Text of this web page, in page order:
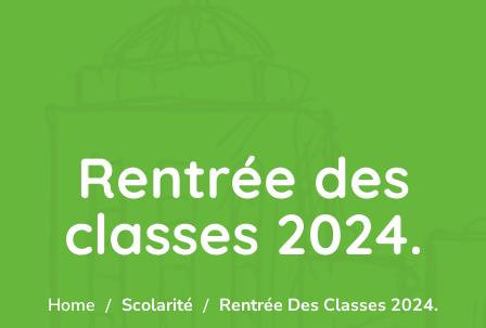
Rentrée des
classes 2024.
Home Scolarité Rentrée Des Classes 2024.